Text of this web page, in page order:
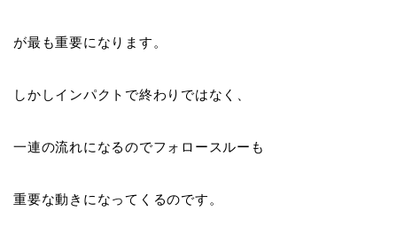
が最も重要になります。
しかしインパクトで終わりではなく、
一連の流れになるのでフォロースルーも
重要な動きになってくるのです。